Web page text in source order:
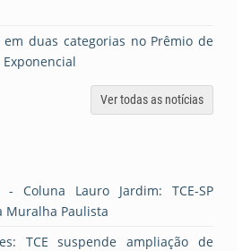
em duas categorias no Prêmio de
Ver todas as notícias
Coluna Lauro Jardim: TCE-SP
Muralha Paulista
TCE suspende ampliação de